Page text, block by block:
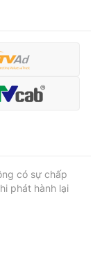
có sự chấp
phát hành lại